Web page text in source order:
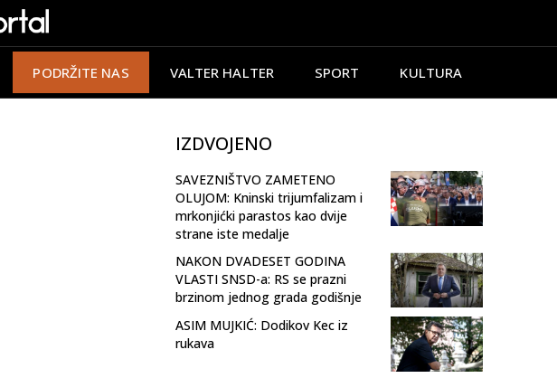
PODRŽITE NAS VALTER HALTER SPORT KULTURA
IZDVOJENO
SAVEZNIŠTVO ZAMETENO
OLUJOM: Kninski trijumfalizam i
mrkonjićki parastos kao dvije
strane iste medalje
NAKON DVADESET GODINA
VLASTI SNSD-a: RS se prazni
brzinom jednog grada godišnje
ASIM MUJKIĆ: Dodikov Kec iz
rukava